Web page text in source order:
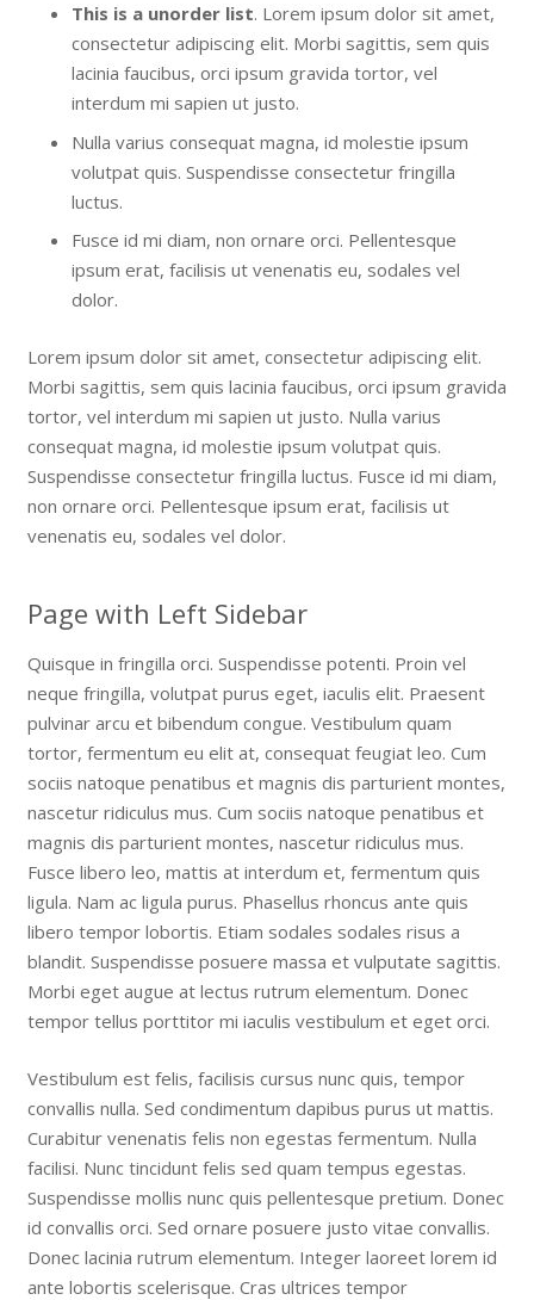
This is a unorder list. Lorem ipsum dolor sit amet,
consectetur adipiscing elit. Morbi sagittis, sem quis
lacinia faucibus, orci ipsum gravida tortor, vel
interdum mi sapien ut justo.
Nulla varius consequat magna, id molestie ipsum
volutpat quis. Suspendisse consectetur fringilla
luctus.
Fusce id mi diam, non ornare orci. Pellentesque
ipsum erat, facilisis ut venenatis eu, sodales vel
dolor.
Lorem ipsum dolor sit amet, consectetur adipiscing elit.
Morbi sagittis, sem quis lacinia faucibus, orci ipsum gravida
tortor, vel interdum mi sapien ut justo. Nulla varius
consequat magna, id molestie ipsum volutpat quis.
Suspendisse consectetur fringilla luctus. Fusce id mi diam,
non ornare orci. Pellentesque ipsum erat, facilisis ut
venenatis eu, sodales vel dolor.
Page with Left Sidebar
Quisque in fringilla orci. Suspendisse potenti. Proin vel
neque fringilla, volutpat purus eget, iaculis elit. Praesent
pulvinar arcu et bibendum congue. Vestibulum quam
tortor, fermentum eu elit at, consequat feugiat leo. Cum
sociis natoque penatibus et magnis dis parturient montes,
nascetur ridiculus mus. Cum sociis natoque penatibus et
magnis dis parturient montes, nascetur ridiculus mus.
Fusce libero leo, mattis at interdum et, fermentum quis
ligula. Nam ac ligula purus. Phasellus rhoncus ante quis
libero tempor lobortis. Etiam sodales sodales risus a
blandit. Suspendisse posuere massa et vulputate sagittis.
Morbi eget augue at lectus rutrum elementum. Donec
tempor tellus porttitor mi iaculis vestibulum et eget orci.
Vestibulum est felis, facilisis cursus nunc quis, tempor
convallis nulla. Sed condimentum dapibus purus ut mattis.
Curabitur venenatis felis non egestas fermentum. Nulla
facilisi. Nunc tincidunt felis sed quam tempus egestas.
Suspendisse mollis nunc quis pellentesque pretium. Donec
id convallis orci. Sed ornare posuere justo vitae convallis.
Donec lacinia rutrum elementum. Integer laoreet lorem id
ante lobortis scelerisque. Cras ultrices tempor